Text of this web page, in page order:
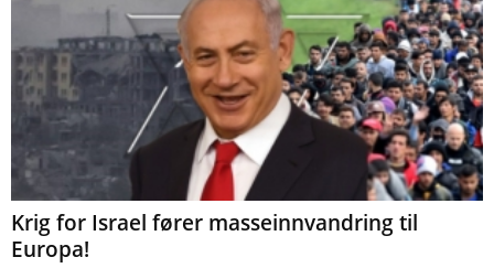
Krig for Israel fører masseinnvandring til
Europa!